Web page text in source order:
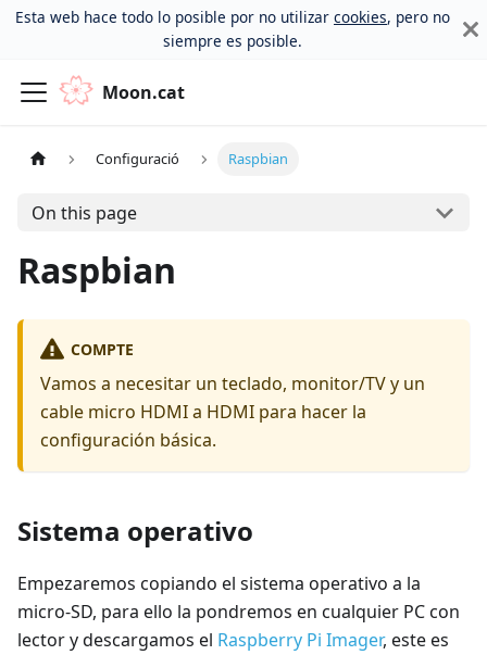
Esta web hace todo lo posible por no utilizar cookies, pero no
siempre es posible.
Moon.cat
Configuració Raspbian
On this page
Raspbian
COMPTE
Vamos a necesitar un teclado, monitor/TV y un
cable micro HDMI a HDMI para hacer la
configuración básica.
Sistema operativo
Empezaremos copiando el sistema operativo a la
micro-SD, para ello la pondremos en cualquier PC con
lector y descargamos el Raspberry Pi Imager, este es